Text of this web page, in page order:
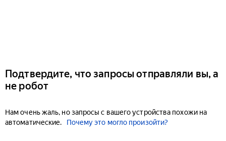
Подтвердите, что запросы отправляли вы, а
не робот
Нам очень жаль, но запросы с вашего устройства похожи на
автоматические.
Почему это могло произойти?